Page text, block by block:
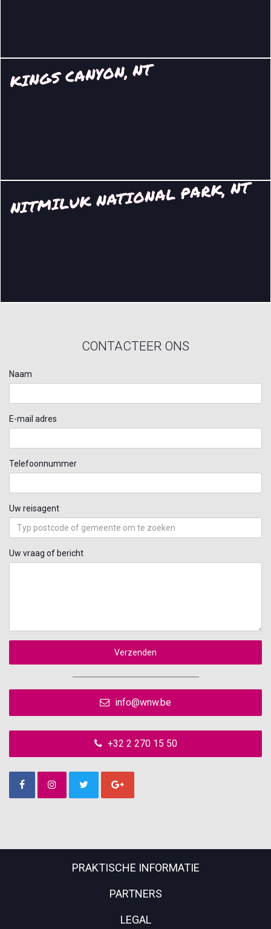
KINGS CANYON, NT
NITMILUK NATIONAL PARK, NT
CONTACTEER ONS
Naam
E-mail adres
Telefoonnummer
Uw reisagent
Uw vraag of bericht
Verzenden
info@wnw.be
+32 2 270 15 50
PRAKTISCHE INFORMATIE
PARTNERS
LEGAL